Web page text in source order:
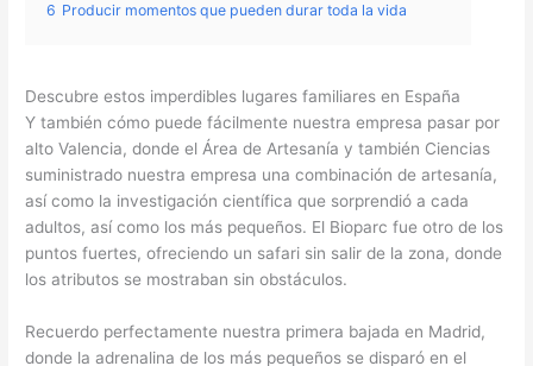
6 Producir momentos que pueden durar toda la vida
Descubre estos imperdibles lugares familiares en España
Y también cómo puede fácilmente nuestra empresa pasar por
alto Valencia, donde el Área de Artesanía y también Ciencias
suministrado nuestra empresa una combinación de artesanía,
así como la investigación científica que sorprendió a cada
adultos, así como los más pequeños. El Bioparc fue otro de los
puntos fuertes, ofreciendo un safari sin salir de la zona, donde
los atributos se mostraban sin obstáculos.
Recuerdo perfectamente nuestra primera bajada en Madrid,
donde la adrenalina de los más pequeños se disparó en el